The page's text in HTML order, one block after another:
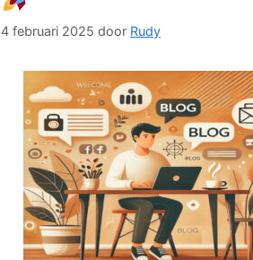
4 februari 2025 door Rudy